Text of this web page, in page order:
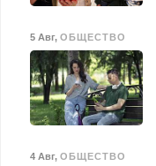
5 Авг, ОБЩЕСТВО
4 Авг, ОБЩЕСТВО